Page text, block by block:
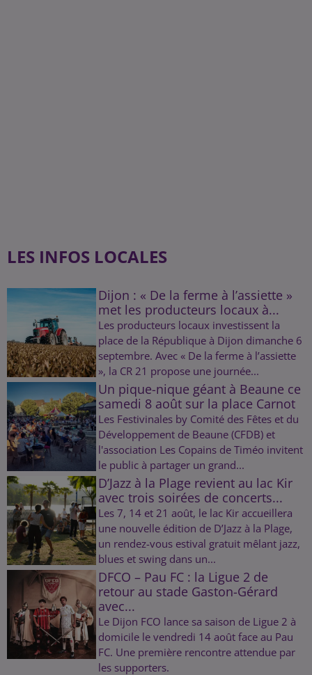
LES INFOS LOCALES
Dijon : « De la ferme à l’assiette »
met les producteurs locaux à...
Les producteurs locaux investissent la
place de la République à Dijon dimanche 6
septembre. Avec « De la ferme à l’assiette
», la CR 21 propose une journée...
Un pique-nique géant à Beaune ce
samedi 8 août sur la place Carnot
Les Festivinales by Comité des Fêtes et du
Développement de Beaune (CFDB) et
l'association Les Copains de Timéo invitent
le public à partager un grand...
D’Jazz à la Plage revient au lac Kir
avec trois soirées de concerts...
Les 7, 14 et 21 août, le lac Kir accueillera
une nouvelle édition de D’Jazz à la Plage,
un rendez-vous estival gratuit mêlant jazz,
blues et swing dans un...
DFCO – Pau FC : la Ligue 2 de
retour au stade Gaston-Gérard
avec...
Le Dijon FCO lance sa saison de Ligue 2 à
domicile le vendredi 14 août face au Pau
FC. Une première rencontre attendue par
les supporters.